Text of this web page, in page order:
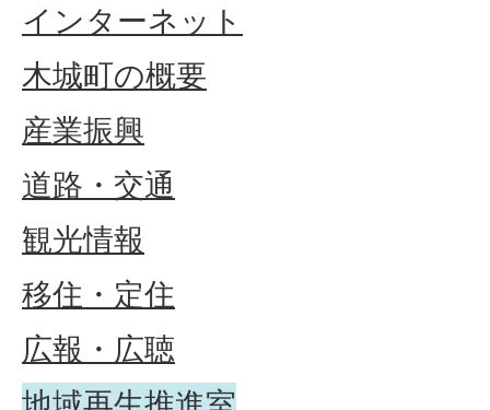
インターネット
木城町の概要
産業振興
道路・交通
観光情報
移住・定住
広報・広聴